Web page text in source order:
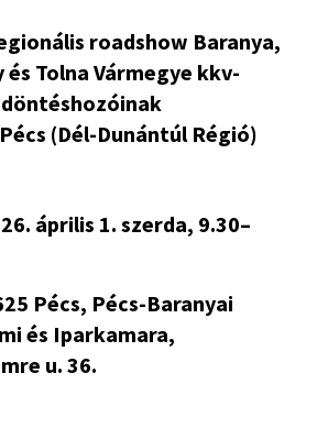
roadshow Baranya,
és Tolna Vármegye kkv-
döntéshozóinak
(Dél-Dunántúl Régió)
április 1. szerda, 9.30–
Pécs, Pécs-Baranyai
és Iparkamara,
u. 36.